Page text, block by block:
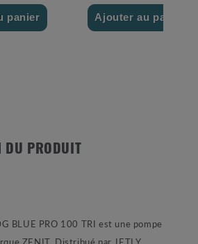
panier Ajouter au panier
DU PRODUIT
PRO 100 TRI est une pompe